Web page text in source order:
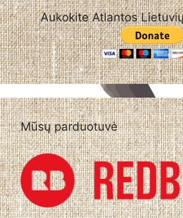
Aukokite Atlantos
Mūsų parduotuvė